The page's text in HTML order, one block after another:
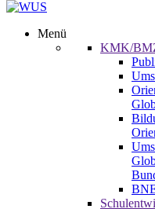
Menü
KMK/